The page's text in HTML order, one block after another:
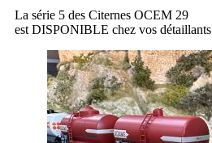
La série 5 des Citernes OCEM 29
est DISPONIBLE chez vos détaillants